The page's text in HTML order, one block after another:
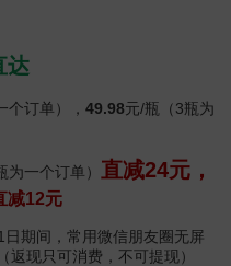
达
个订单）， 49.98元/瓶（3瓶为
为一个订单） 直减24元，
减12元
日期间，常用微信朋友圈无屏
现只可消费，不可提现）